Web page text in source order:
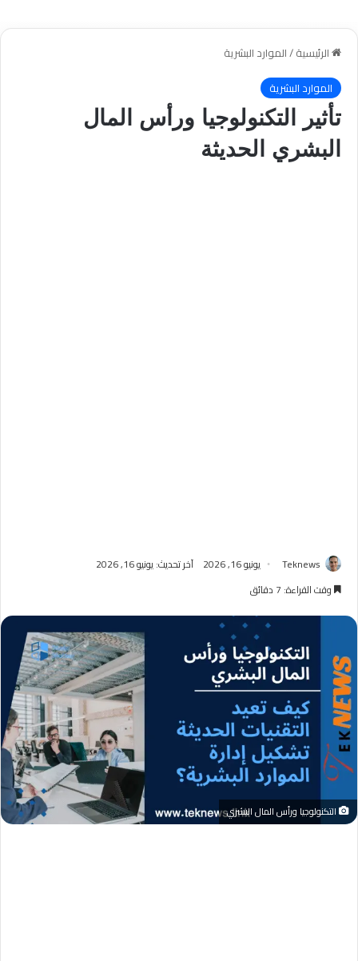
الرئيسية/الموارد البشرية
الموارد البشرية
تأثير التكنولوجيا ورأس المال
البشري الحديثة
Teknews يونيو 16, 2026
آخر تحديث: يونيو 16, 2026
وقت القراءة: 7 دقائق
التكنولوجيا ورأس المال البشري